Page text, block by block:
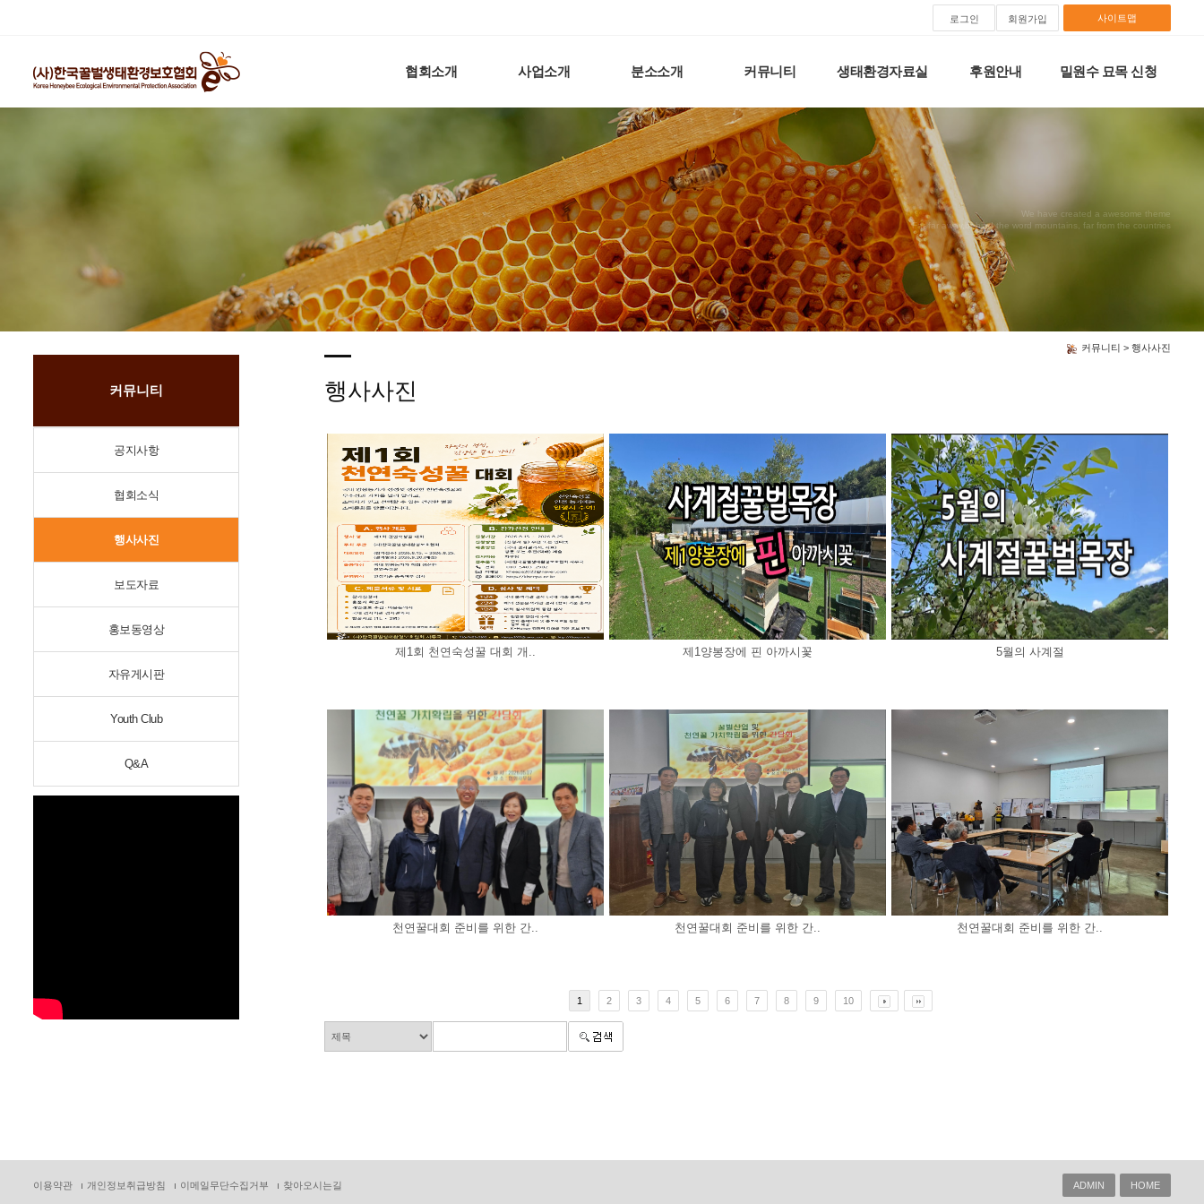
로그인 회원가입 사이트맵
협회소개 사업소개 분소소개 커뮤니티 생태환경자료실 후원안내 밀원수 묘목 신청
We have created a awesome theme
Far far away,behind the word mountains, far from the countries
커뮤니티 > 행사사진
커뮤니티
공지사항
협회소식
행사사진
보도자료
홍보동영상
자유게시판
Youth Club
Q&A
행사사진
제1회 천연숙성꿀 대회 개.. 제1양봉장에 핀 아까시꽃 5월의 사계절
천연꿀대회 준비를 위한 간.. 천연꿀대회 준비를 위한 간.. 천연꿀대회 준비를 위한 간..
1 2 3 4 5 6 7 8 9 10
이용약관 개인정보취급방침 이메일무단수집거부 찾아오시는길 ADMIN HOME